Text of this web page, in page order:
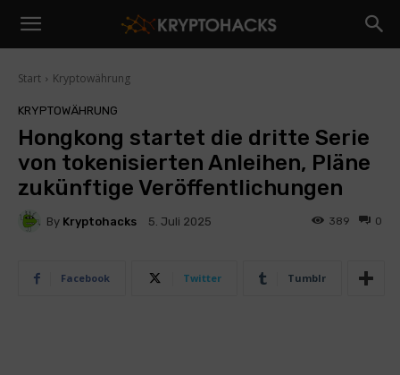
Start Kryptowährung
KRYPTOWÄHRUNG
Hongkong startet die dritte Serie
von tokenisierten Anleihen, Pläne
zukünftige Veröffentlichungen
By Kryptohacks 5. Juli 2025 0
389
Facebook Twitter Tumblr